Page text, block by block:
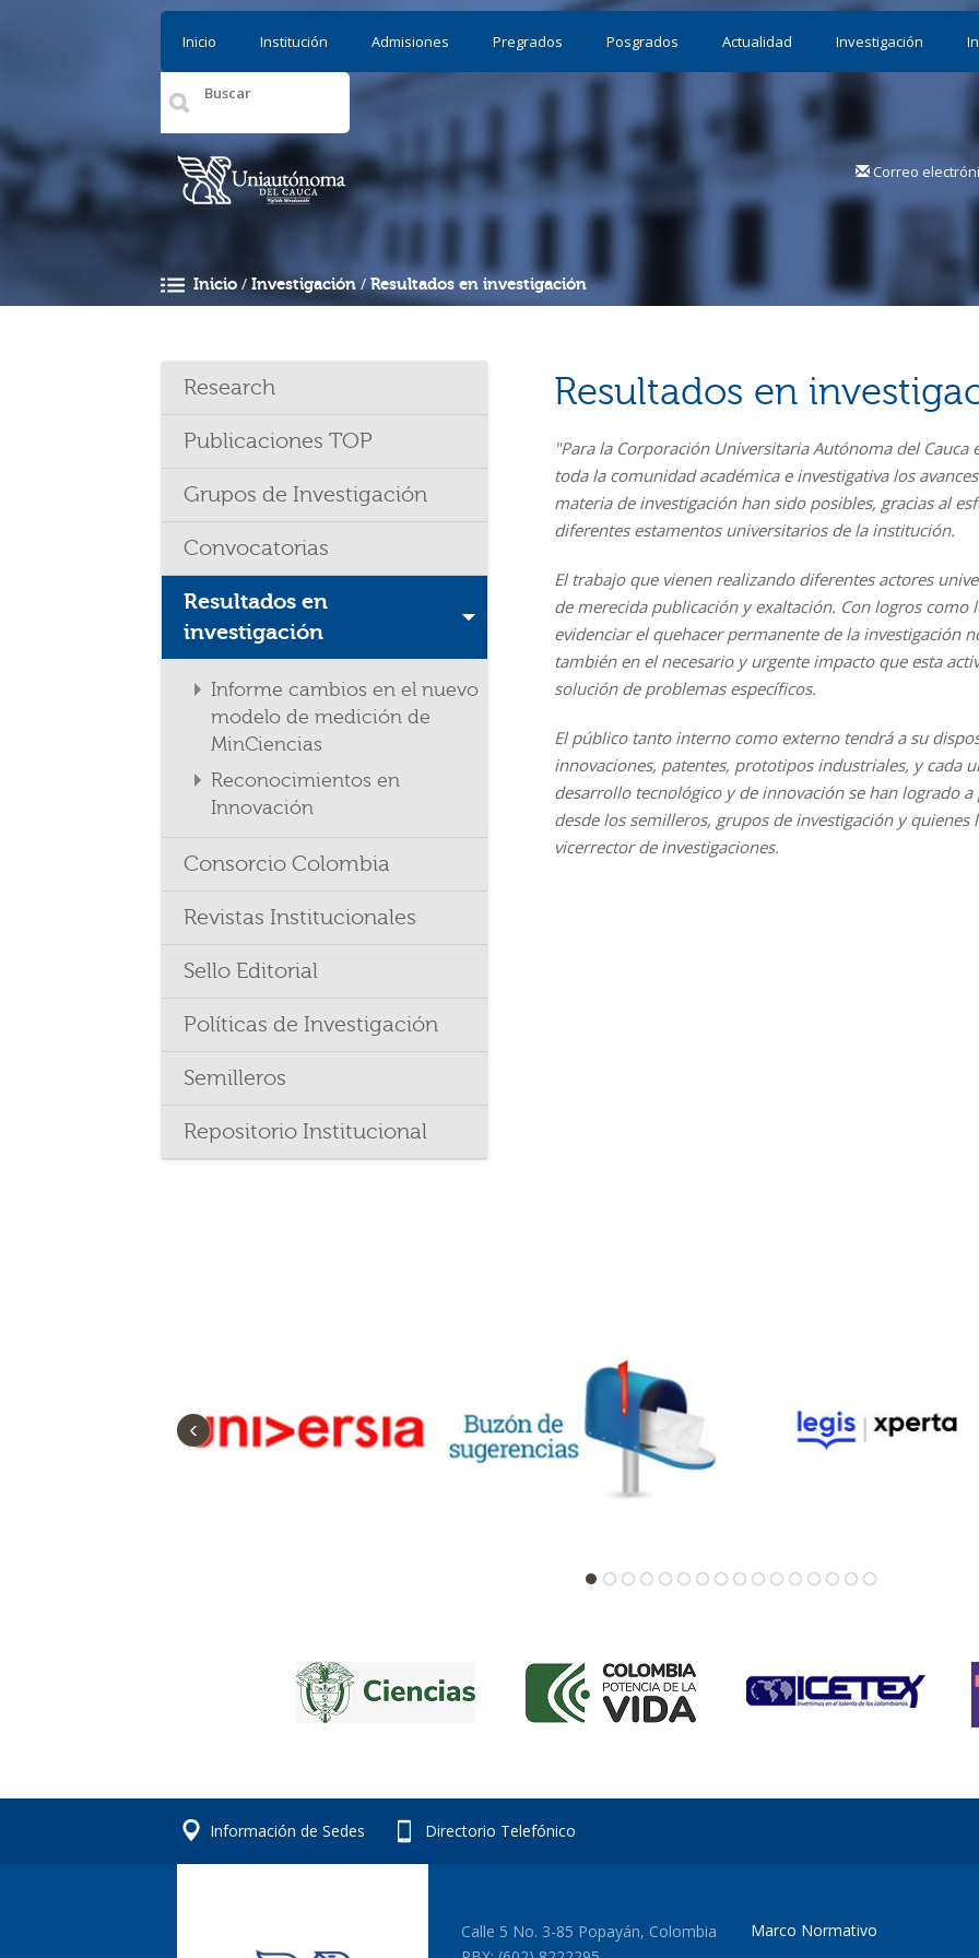
Pasar al contenido principal
Inicio Institución Admisiones Pregrados Posgrados Actualidad Investigación
Correo
Usted está aquí
Inicio/Investigación/Resultados en investigación
Research
Publicaciones TOP
Grupos de Investigación
Convocatorias
Resultados en
investigación
Informe cambios en el nuevo
modelo de medición de
MinCiencias
Reconocimientos en
Innovación
Consorcio Colombia
Revistas Institucionales
Sello Editorial
Políticas de Investigación
Semilleros
Repositorio Institucional
Resultados en
"Para la Corporación Universitaria Autónoma del
toda la comunidad académica e investigativa los
materia de investigación han sido posibles, gracias al
diferentes estamentos universitarios de la institución.
El trabajo que vienen realizando diferentes actores
de merecida publicación y exaltación. Con logros como
evidenciar el quehacer permanente de la investigación
también en el necesario y urgente impacto que esta
solución de problemas específicos.
El público tanto interno como externo tendrá a su
innovaciones, patentes, prototipos industriales, y cada
desarrollo tecnológico y de innovación se han logrado
desde los semilleros, grupos de investigación y quienes
vicerrector de investigaciones.
‹
Información de Sedes Directorio Telefónico
Calle 5 No. 3-85 Popayán, Colombia
Marco Normativo